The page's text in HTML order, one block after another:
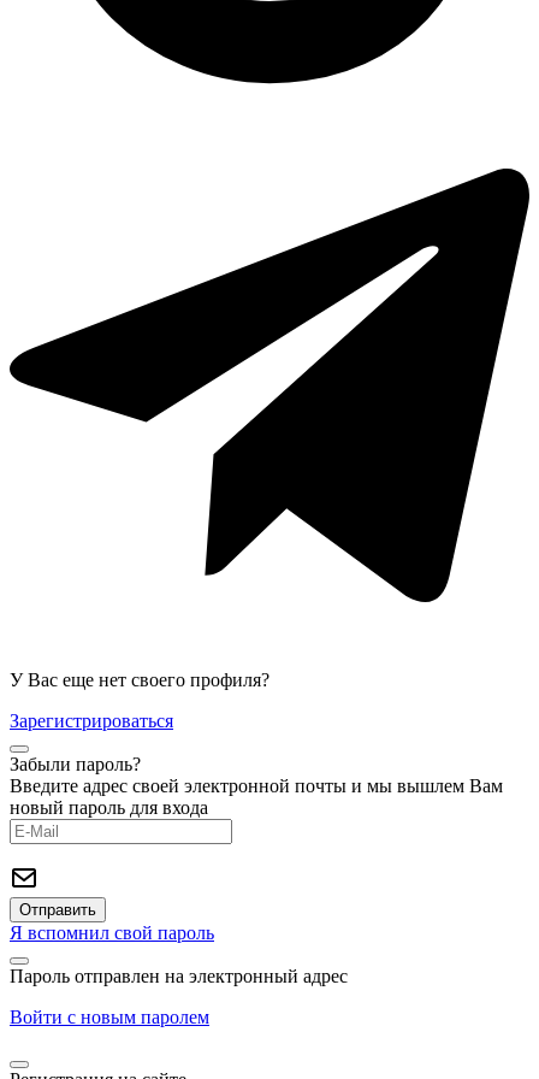
У Вас еще нет своего профиля?
Зарегистрироваться
Забыли пароль?
Введите адрес своей электронной почты и мы вышлем Вам
новый пароль для входа
Я вспомнил свой пароль
Пароль отправлен на электронный адрес
Войти с новым паролем